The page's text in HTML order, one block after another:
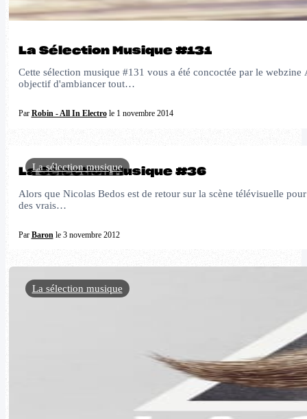
La Sélection Musique #131
Cette sélection musique #131 vous a été concoctée par le
objectif d'ambiancer tout…
Par Robin - All In Electrole 1 novembre 2014
La Sélection Musique #36
Alors que Nicolas Bedos est de retour sur la scène télévisuelle
des vrais…
Par Baronle 3 novembre 2012
La sélection musique
La sélection musique